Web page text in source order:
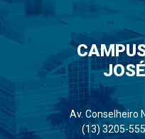
Av. Conselheiro
(13) 3205-